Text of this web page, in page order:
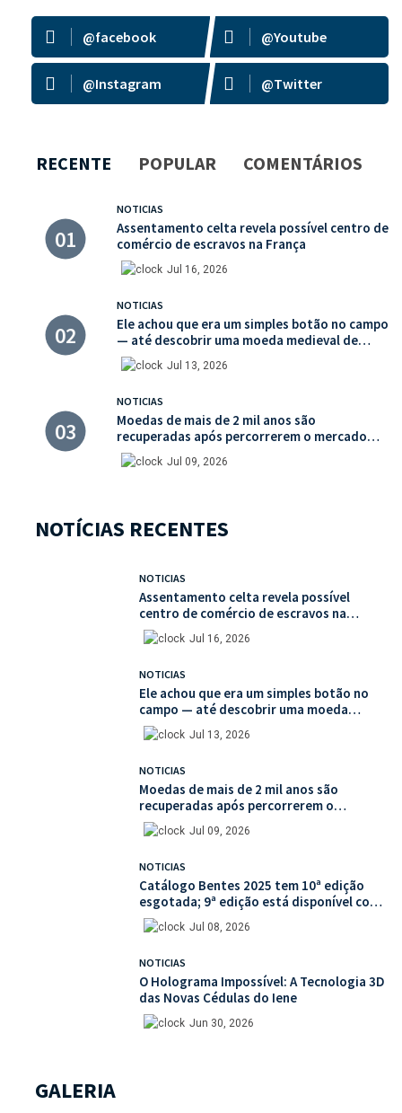
@facebook @Youtube
@Instagram @Twitter
RECENTE POPULAR COMENTÁRIOS
NOTICIAS
Assentamento celta revela possível centro de
comércio de escravos na França
Jul 16, 2026
NOTICIAS
Ele achou que era um simples botão no campo
— até descobrir uma moeda medieval de
valor histórico incalculável
Jul 13, 2026
NOTICIAS
Moedas de mais de 2 mil anos são
recuperadas após percorrerem o mercado
ilegal de antiguidades
Jul 09, 2026
NOTÍCIAS RECENTES
NOTICIAS
Assentamento celta revela possível
centro de comércio de escravos na
França
Jul 16, 2026
NOTICIAS
Ele achou que era um simples botão no
campo — até descobrir uma moeda
medieval de valor histórico incalculável
Jul 13, 2026
NOTICIAS
Moedas de mais de 2 mil anos são
recuperadas após percorrerem o
mercado ilegal de antiguidades
Jul 09, 2026
NOTICIAS
Catálogo Bentes 2025 tem 10ª edição
esgotada; 9ª edição está disponível com
mais de 30% de desconto na unidade
Jul 08, 2026
NOTICIAS
O Holograma Impossível: A Tecnologia 3D
das Novas Cédulas do Iene
Jun 30, 2026
GALERIA